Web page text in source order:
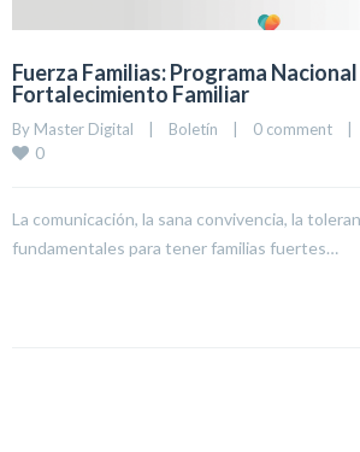
Fuerza Familias: Programa
Fortalecimiento Familiar
By Master Digital Boletín 0 comment
0
La comunicación, la sana convivencia, la
fundamentales para tener familias fuertes…